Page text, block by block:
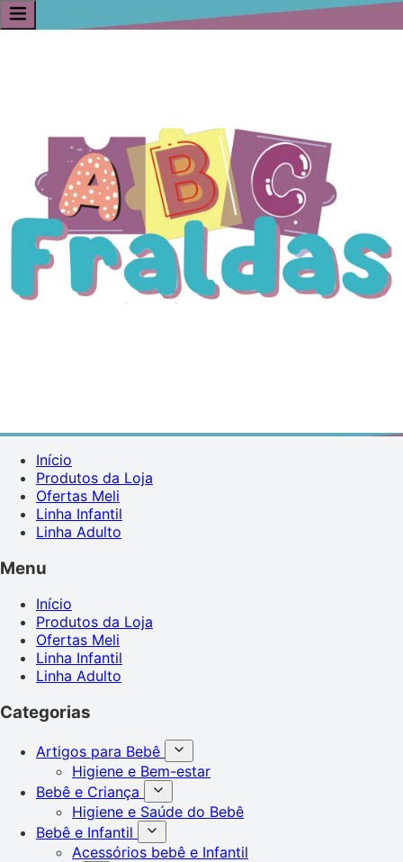
Início
Produtos da Loja
Ofertas Meli
Linha Infantil
Linha Adulto
Menu
Início
Produtos da Loja
Ofertas Meli
Linha Infantil
Linha Adulto
Categorias
Artigos para Bebê
Higiene e Bem-estar
Bebê e Criança
Higiene e Saúde do Bebê
Bebê e Infantil
Acessórios bebê e Infantil